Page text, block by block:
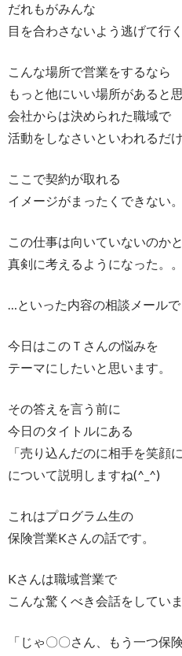
だれもがみんな
目を合わさないよう逃げて行く
こんな場所で営業をするなら
もっと他にいい場所があると
会社からは決められた職域で
活動をしなさいといわれるだけ
ここで契約が取れる
イメージがまったくできない。
この仕事は向いていないのかと
真剣に考えるようになった。。
…といった内容の相談メールで
今日はこのＴさんの悩みを
テーマにしたいと思います。
その答えを言う前に
今日のタイトルにある
「売り込んだのに相手を笑顔
について説明しますね(^_^)
これはプログラム生の
保険営業Kさんの話です。
Kさんは職域営業で
こんな驚くべき会話をしていま
「じゃ〇〇さん、もう一つ保